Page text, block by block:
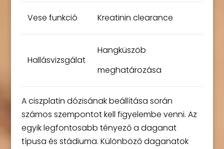
Vese funkció Kreatinin clearance
Hallásvizsgálat
Hangküszöb
meghatározása
A ciszplatin dózisának beállítása során
számos szempontot kell figyelembe venni. Az
egyik legfontosabb tényező a daganat
típusa és stádiuma. Különböző daganatok